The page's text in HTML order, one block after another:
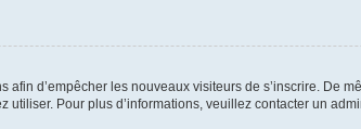
d’empêcher les nouveaux visiteurs de s’inscrire. De
Pour plus d’informations, veuillez contacter un